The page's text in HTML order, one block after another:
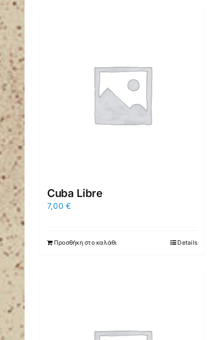
Cuba Libre
7,00€
Προσθήκη στο καλάθι Details